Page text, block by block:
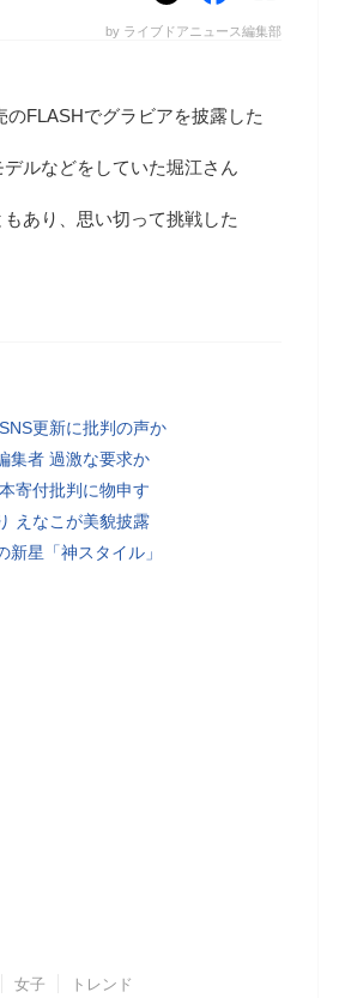
by ライブドアニュース編集部
FLASHでグラビアを披露した
ルなどをしていた堀江さん
あり、思い切って挑戦した
更新に批判の声か
集者 過激な要求か
寄付批判に物申す
えなこが美貌披露
新星「神スタイル」
女子 トレンド